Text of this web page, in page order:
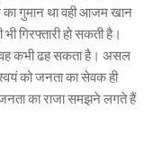
गुमान था वही आजम खान
गिरफ्तारी हो सकती है।
वह कभी ढह सकता है। असल
को जनता का सेवक ही
का राजा समझने लगते हैं